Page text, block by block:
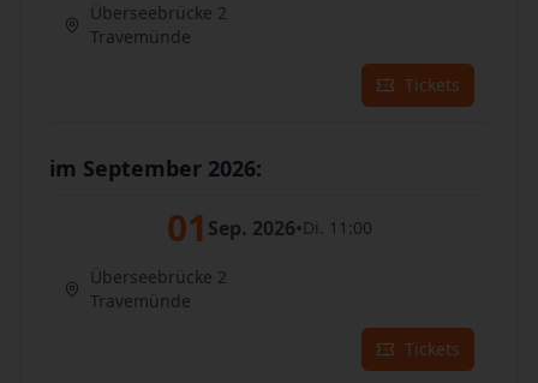
Überseebrücke 2
Travemünde
Tickets
im September 2026:
01 Sep. 2026•Di. 11:00
Überseebrücke 2
Travemünde
Tickets